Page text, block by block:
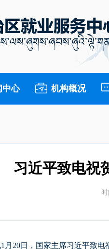
中心 机构概况
习近平致电祝
月20日，国家主席习近平致